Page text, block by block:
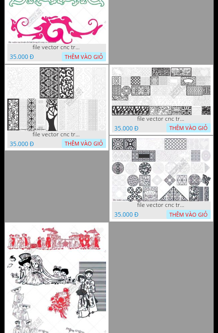
file vector cnc tranh chi tiet trang tri rong co cnc
35.000 Đ
THÊM VÀO GIỎ
file vector cnc trang tri tranh du loai
35.000 Đ
THÊM VÀO GIỎ
file vector cnc trang tri tranh decor
35.000 Đ
THÊM VÀO GIỎ
file vector cnc trang tri khoi tron tru nghe thuat
35.000 Đ
THÊM VÀO GIỎ